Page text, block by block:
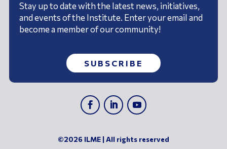
Stay up to date with the latest news, initiatives,
and events of the Institute. Enter your email and
become a member of our community!
SUBSCRIBE
©2026 ILME | All rights reserved